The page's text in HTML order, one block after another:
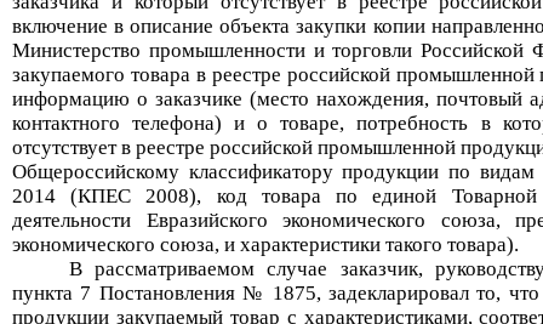
включение в описание объекта закупки копии
Министерство промышленности и торговли Российской
закупаемого товара в реестре российской
информацию о заказчике (место нахождения, почтовый
контактного телефона) и о товаре, потребность в
отсутствует в реестре российской промышленной
Общероссийскому классификатору продукции по
2014 (КПЕС 2008), код товара по единой Товарной
деятельности Евразийского экономического союза,
экономического союза, и характеристики такого товара).
В рассматриваемом случае заказчик,
пункта 7 Постановления № 1875, задекларировалто, что
продукции закупаемый товар с характеристиками,